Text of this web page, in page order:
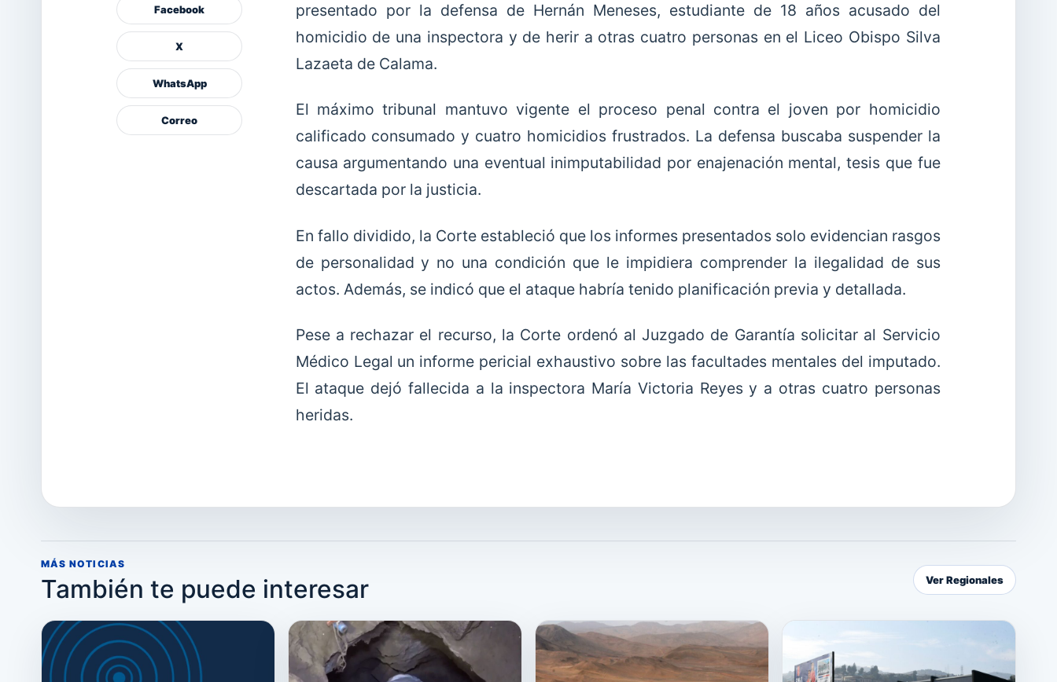
Facebook
X
WhatsApp
Correo
presentado por la defensa de Hernán Meneses, estudiante de 18 años acusado del
homicidio de una inspectora y de herir a otras cuatro personas en el Liceo Obispo Silva
Lazaeta de Calama.
El máximo tribunal mantuvo vigente el proceso penal contra el joven por homicidio
calificado consumado y cuatro homicidios frustrados. La defensa buscaba suspender la
causa argumentando una eventual inimputabilidad por enajenación mental, tesis que fue
descartada por la justicia.
En fallo dividido, la Corte estableció que los informes presentados solo evidencian rasgos
de personalidad y no una condición que le impidiera comprender la ilegalidad de sus
actos. Además, se indicó que el ataque habría tenido planificación previa y detallada.
Pese a rechazar el recurso, la Corte ordenó al Juzgado de Garantía solicitar al Servicio
Médico Legal un informe pericial exhaustivo sobre las facultades mentales del imputado.
El ataque dejó fallecida a la inspectora María Victoria Reyes y a otras cuatro personas
heridas.
MÁS NOTICIAS
También te puede interesar Ver Regionales